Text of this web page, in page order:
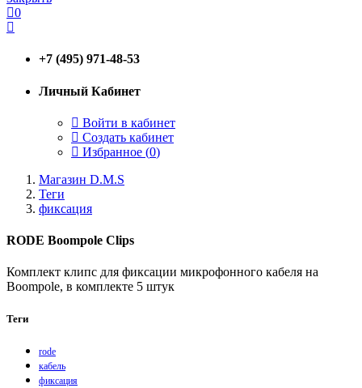
0
+7 (495) 971-48-53
Личный Кабинет
Войти в кабинет
Создать кабинет
Избранное (0)
Магазин D.M.S
Теги
фиксация
RODE Boompole Clips
Комплект клипс для фиксации микрофонного кабеля на
Boompole, в комплекте 5 штук
Теги
rode
кабель
фиксация